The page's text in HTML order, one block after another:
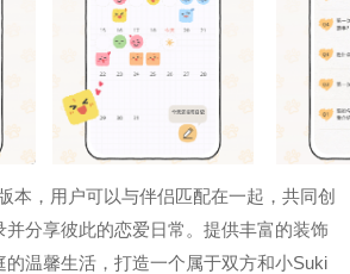
本，用户可以与伴侣匹配在一起，共同创
分享彼此的恋爱日常。提供丰富的装饰
的温馨生活，打造一个属于双方和小Suki